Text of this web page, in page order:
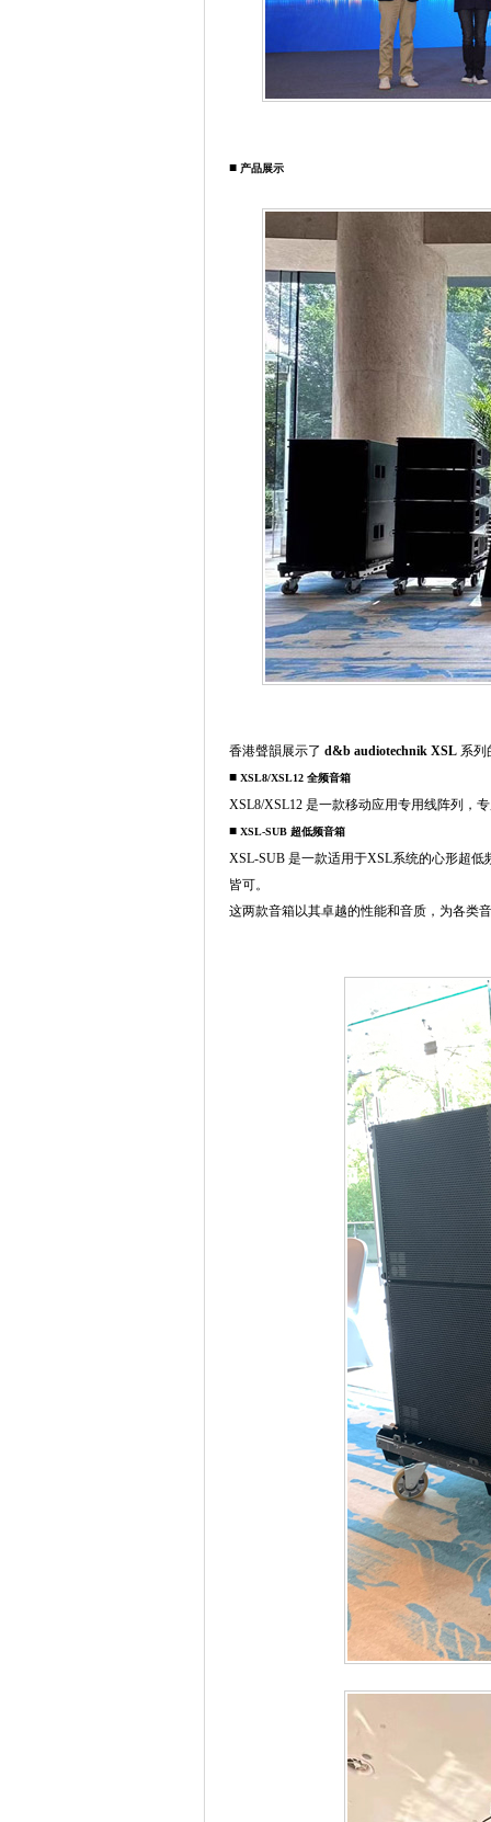
■ 产品展示
香港聲韻展示了 d&b audiotechnik XSL 系
■ XSL8/XSL12 全频音箱
XSL8/XSL12 是一款移动应用专用线阵列，
■ XSL-SUB 超低频音箱
XSL-SUB 是一款适用于XSL系统的心形超
皆可。
这两款音箱以其卓越的性能和音质，为各类